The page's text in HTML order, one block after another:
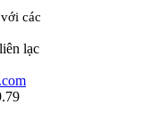
các
lạc